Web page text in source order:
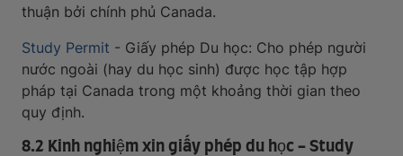
thuận bởi chính phủ Canada.
Study Permit - Giấy phép Du học: Cho phép người
nước ngoài (hay du học sinh) được học tập hợp
pháp tại Canada trong một khoảng thời gian theo
quy định.
8.2 Kinh nghiệm xin giấy phép du học - Study